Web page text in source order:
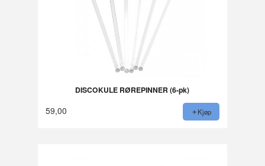
DISCOKULE RØREPINNER (6-pk)
59,00 Kjøp